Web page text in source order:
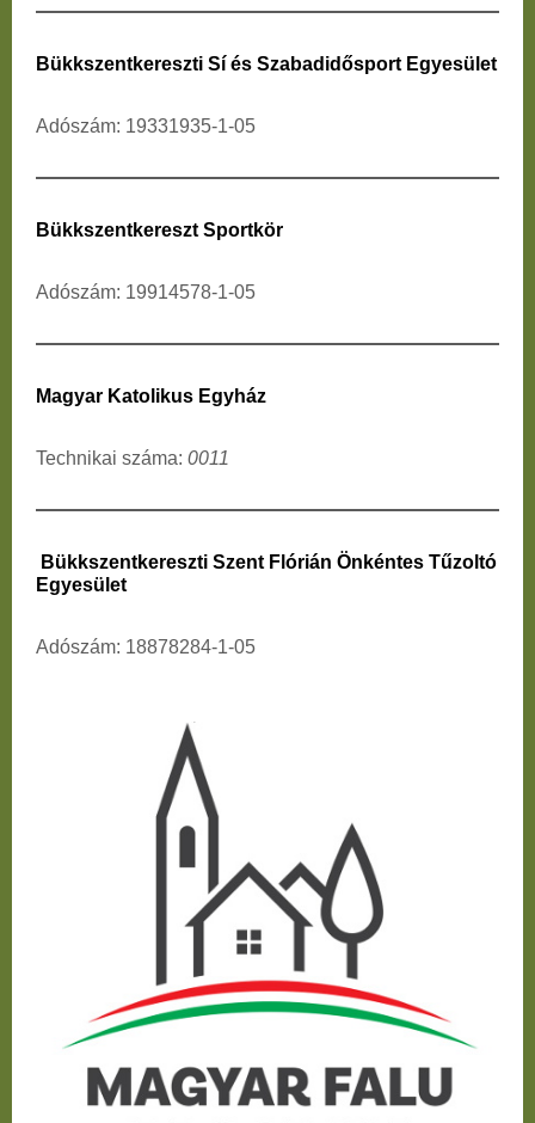
Bükkszentkereszti Sí és Szabadidősport Egyesület
Adószám: 19331935-1-05
Bükkszentkereszt Sportkör
Adószám: 19914578-1-05
Magyar Katolikus Egyház
Technikai száma: 0011
Bükkszentkereszti Szent Flórián Önkéntes Tűzoltó
Egyesület
Adószám: 18878284-1-05